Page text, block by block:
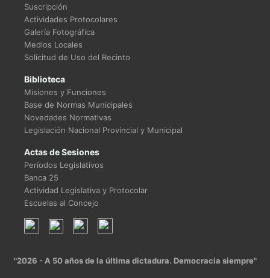
Suscripción
Actividades Protocolares
Galería Fotográfica
Medios Locales
Solicitud de Uso del Recinto
Biblioteca
Misiones y Funciones
Base de Normas Municipales
Novedades Normativas
Legislación Nacional Provincial y Municipal
Actas de Sesiones
Períodos Legislativos
Banca 25
Actividad Legislativa y Protocolar
Escuelas al Concejo
"2026 - A 50 años de la última dictadura. Democracia siempre"